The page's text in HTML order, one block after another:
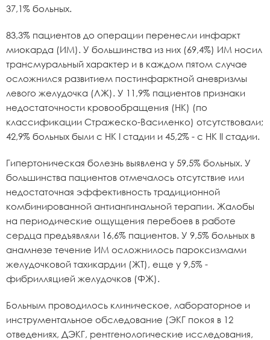
37,1% больных.
83,3% пациентов до операции перенесли инфаркт
миокарда (ИМ). У большинства из них (69,4%) ИМ носил
трансмуральный характер и в каждом пятом случае
осложнился развитием постинфарктной аневризмы
левого желудочка (ЛЖ). У 11,9% пациентов признаки
недостаточности кровообращения (НК) (по
классификации Стражеско-Василенко) отсутствовали;
42,9% больных были с НК I стадии и 45,2% - с НК II стадии.
Гипертоническая болезнь выявлена у 59,5% больных. У
большинства пациентов отмечалось отсутствие или
недостаточная эффективность традиционной
комбинированной антиангинальной терапии. Жалобы
на периодические ощущения перебоев в работе
сердца предъявляли 16,6% пациентов. У 9,5% больных в
анамнезе течение ИМ осложнилось пароксизмами
желудочковой тахикардии (ЖТ), еще у 9,5% -
фибрилляцией желудочков (ФЖ).
Больным проводилось клиническое, лабораторное и
инструментальное обследование (ЭКГ покоя в 12
отведениях, ДЭКГ, рентгенологические исследования,